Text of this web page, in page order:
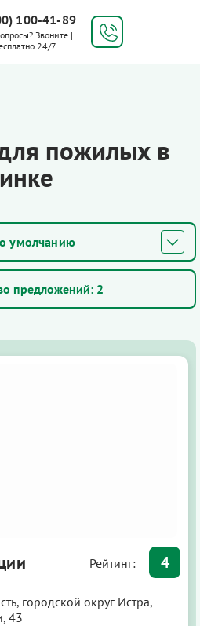
100-41-89
Звоните |
24/7
пожилых в
умолчанию
предложений: 2
Рейтинг: 4
городской округ Истра,
43